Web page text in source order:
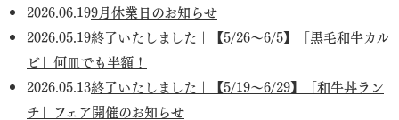
2026.06.199月休業日のお知らせ
2026.05.19終了いたしました｜【5/26～6/5】「黒毛和牛カル
ビ」何皿でも半額！
2026.05.13終了いたしました｜【5/19～6/29】「和牛丼ラン
チ」フェア開催のお知らせ